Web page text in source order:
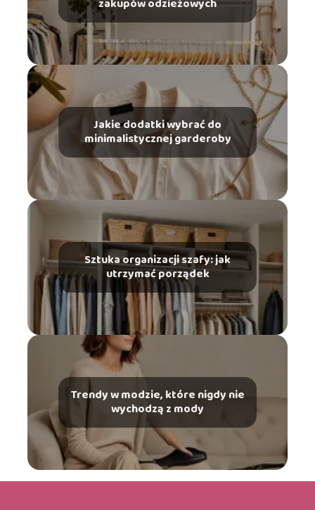
zakupów odzieżowych
Jakie dodatki wybrać do
minimalistycznej garderoby
Sztuka organizacji szafy: jak
utrzymać porządek
Trendy w modzie, które nigdy nie
wychodzą z mody